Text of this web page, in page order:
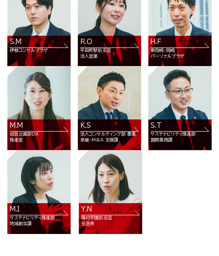
S.M
伊勢コンサルプラザ
R.O
平田町駅前支店
法人営業
H.F
東岡崎・岡崎
パーソナルプラザ
M.M
経営企画部DX
推進室
K.S
法人コンサルティング部 事業
承継・M&A 支援課
S.T
サステナビリティ推進部
国際業務課
M.I
サステナビリティ推進部
地域創生課
Y.N
梅村学園前支店
支店長